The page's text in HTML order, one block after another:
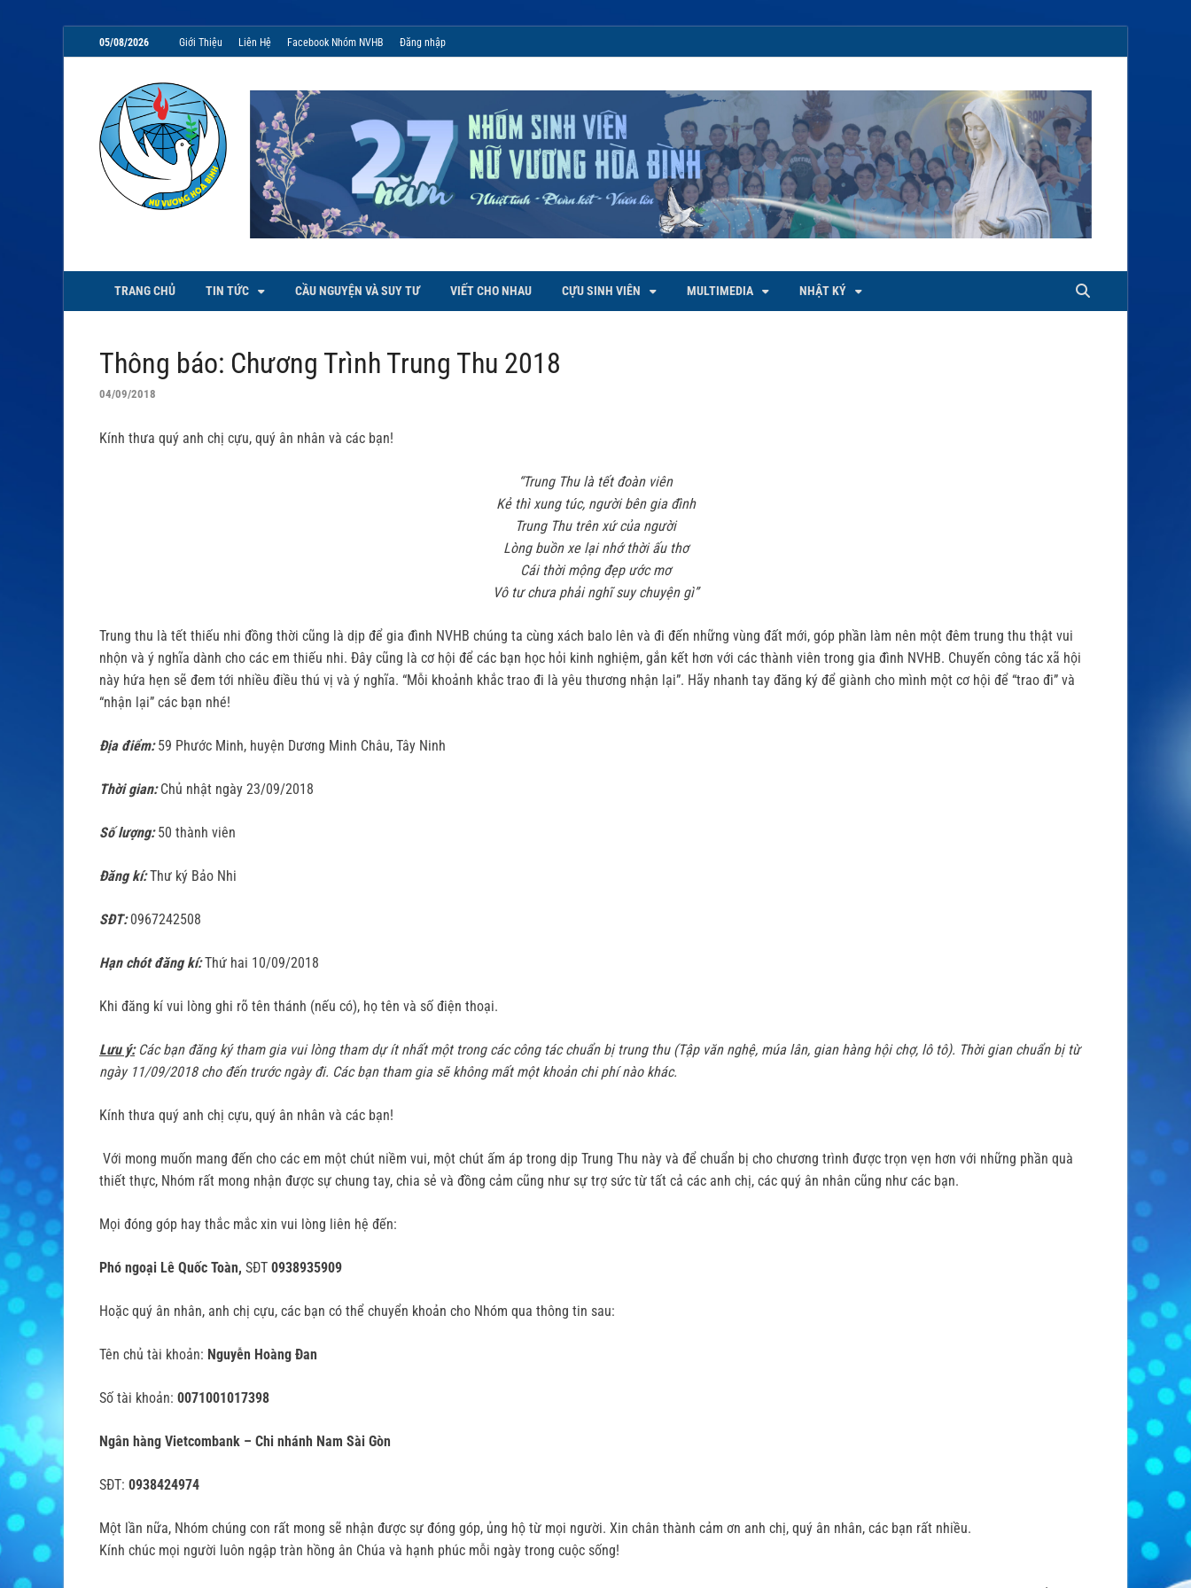
05/08/2026 Giới Thiệu Liên Hệ Facebook Nhóm NVHB Đăng nhập
NVHB.NET
Nhóm Sinh Viên Nữ Vương Hoà Bình
TRANG CHỦ TIN TỨC CẦU NGUYỆN VÀ SUY TƯ VIẾT CHO NHAU CỰU SINH VIÊN MULTIMEDIA NHẬT KÝ
Thông báo: Chương Trình Trung Thu 2018
04/09/2018
Kính thưa quý anh chị cựu, quý ân nhân và các bạn!
“Trung Thu là tết đoàn viên
Kẻ thì xung túc, người bên gia đình
Trung Thu trên xứ của người
Lòng buồn xe lại nhớ thời ấu thơ
Cái thời mộng đẹp ước mơ
Vô tư chưa phải nghĩ suy chuyện gì”
Trung thu là tết thiếu nhi đồng thời cũng là dịp để gia đình NVHB chúng ta cùng xách balo lên và đi đến những vùng đất mới, góp phần làm nên một đêm trung thu thật vui
nhộn và ý nghĩa dành cho các em thiếu nhi. Đây cũng là cơ hội để các bạn học hỏi kinh nghiệm, gắn kết hơn với các thành viên trong gia đình NVHB. Chuyến công tác xã hội
này hứa hẹn sẽ đem tới nhiều điều thú vị và ý nghĩa. “Mỗi khoảnh khắc trao đi là yêu thương nhận lại”. Hãy nhanh tay đăng ký để giành cho mình một cơ hội để “trao đi” và
“nhận lại” các bạn nhé!
Địa điểm:59 Phước Minh, huyện Dương Minh Châu, Tây Ninh
Thời gian:Chủ nhật ngày 23/09/2018
Số lượng:50 thành viên
Đăng kí:Thư ký Bảo Nhi
SĐT:0967242508
Hạn chót đăng kí:Thứ hai 10/09/2018
Khi đăng kí vui lòng ghi rõ tên thánh (nếu có), họ tên và số điện thoại.
Lưu ý: Các bạn đăng ký tham gia vui lòng tham dự ít nhất một trong các công tác chuẩn bị trung thu (Tập văn nghệ, múa lân, gian hàng hội chợ, lô tô). Thời gian chuẩn bị từ
ngày 11/09/2018 cho đến trước ngày đi. Các bạn tham gia sẽ không mất một khoản chi phí nào khác.
Kính thưa quý anh chị cựu, quý ân nhân và các bạn!
Với mong muốn mang đến cho các em một chút niềm vui, một chút ấm áp trong dịp Trung Thu này và để chuẩn bị cho chương trình được trọn vẹn hơn với những phần quà
thiết thực, Nhóm rất mong nhận được sự chung tay, chia sẻ và đồng cảm cũng như sự trợ sức từ tất cả các anh chị, các quý ân nhân cũng như các bạn.
Mọi đóng góp hay thắc mắc xin vui lòng liên hệ đến:
Phó ngoại Lê Quốc Toàn, SĐT 0938935909
Hoặc quý ân nhân, anh chị cựu, các bạn có thể chuyển khoản cho Nhóm qua thông tin sau:
Tên chủ tài khoản: Nguyễn Hoàng Đan
Số tài khoản: 0071001017398
Ngân hàng Vietcombank – Chi nhánh Nam Sài Gòn
SĐT: 0938424974
Một lần nữa, Nhóm chúng con rất mong sẽ nhận được sự đóng góp, ủng hộ từ mọi người. Xin chân thành cảm ơn anh chị, quý ân nhân, các bạn rất nhiều.
Kính chúc mọi người luôn ngập tràn hồng ân Chúa và hạnh phúc mỗi ngày trong cuộc sống!